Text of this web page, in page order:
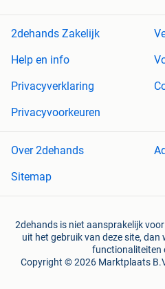
2dehands Zakelijk
Help en info
Privacyverklaring
Privacyvoorkeuren
Over 2dehands
Sitemap
2dehands is niet aansprakelijk
uit het gebruik van deze site,
functionaliteiten
Copyright © 2026 Marktplaats